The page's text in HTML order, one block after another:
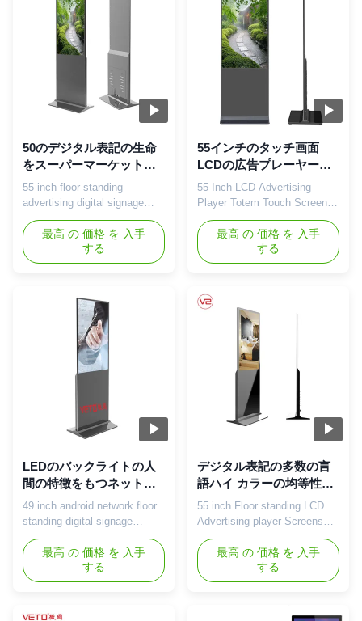
ratio 16:9 Backlight LED
backlight Resolution
1920*1080 Color 16.7M (8bit)
release in shopping malls,
hospitals, schools, banks, ...
50のデジタル表記の生命
をスーパーマーケットの
ための立てる/60 HZの商
業床60000時間
55 inch floor standing
advertising digital signage
commercial lcd display for
supermarket Main functions:
1. Full HD 1920*1080, LED
screen, support display
(Horizontal/Vertical) etc. 2.
Multi-groups of on/off time
schedule could be setted
remotely and control the
display through ...
最高 の 価格 を 入手
する
55インチのタッチ画面
LCDの広告プレーヤー、
デジタル広告の表示床の
立場
55 Inch LCD Advertising
Player Totem Touch Screen
Digital Signage Player
Description of Product The
standing touch andoid
advertising digital kiosk
aluminum alloy frame and a
40mm slim body. It is
equipped with a 2k / 4K high-
definition screen for clearer
advertising ...
最高 の 価格 を 入手
する
LEDのバックライトの人
間の特徴をもつネットワ
ークの独立デジタル表
記、相互印の陳列台
49 inch android network floor
standing digital signage
interactive display 49 inch
floor-standing LCD advertising
display specification: Panel
type 49 inch LCD screen
1073.78*604mm(H*V) Show
最高 の 価格 を 入手
する
デジタル表記の多数の言
語ハイ カラーの均等性を
立てるWifiの人間の特徴
をもつ床
55 inch Floor standing LCD
Advertising player Screens
For advertisement, lcd digital
signage Specifications: LCD
Specifications Model No. VT-
AD550LD Panel LG panel
1953(H)x810(W)x70(D)mm
最高 の 価格 を 入手
する